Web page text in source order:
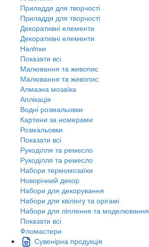
Приладдя для творчості
Приладдя для творчості
Декоративні елементи
Декоративні елементи
Налiпки
Показати всі
Малювання та живопис
Малювання та живопис
Алмазна мозаїка
Аплікація
Водні розмальовки
Картини за номерами
Розмальовки
Показати всі
Рукоділля та ремесло
Рукоділля та ремесло
Набори термомозаїки
Новорічний декор
Набори для декорування
Набори для квілінгу та орігамі
Набори для ліплення та моделювання
Показати всі
Фломастери
Сувенірна продукція